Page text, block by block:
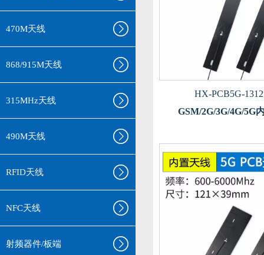
470M天线
868/915M天线
315MHz天线
490M天线
RFID天线
NFC天线
射频器件/板端
HX-PCB5G-
GSM/2G/3G/4G/5G